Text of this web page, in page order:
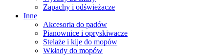
Zapachy i odświeżacze
Inne
Akcesoria do padów
Pianownice i opryskiwacze
Stelaże i kije do mopów
Wkłady do mopów